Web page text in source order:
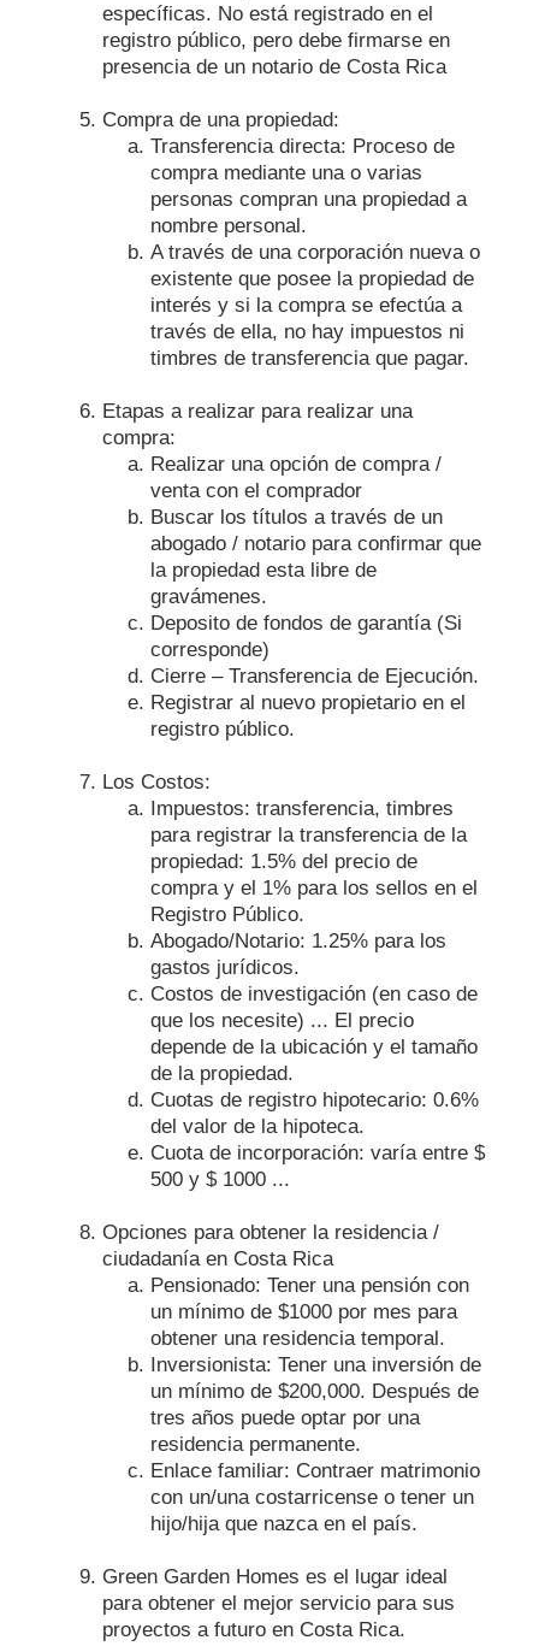
específicas. No está registrado en el
registro público, pero debe firmarse en
presencia de un notario de Costa Rica
Compra de una propiedad:
Transferencia directa: Proceso de
compra mediante una o varias
personas compran una propiedad a
nombre personal.
A través de una corporación nueva o
existente que posee la propiedad de
interés y si la compra se efectúa a
través de ella, no hay impuestos ni
timbres de transferencia que pagar.
Etapas a realizar para realizar una
compra:
Realizar una opción de compra /
venta con el comprador
Buscar los títulos a través de un
abogado / notario para confirmar que
la propiedad esta libre de
gravámenes.
Deposito de fondos de garantía (Si
corresponde)
Cierre – Transferencia de Ejecución.
Registrar al nuevo propietario en el
registro público.
Los Costos:
Impuestos: transferencia, timbres
para registrar la transferencia de la
propiedad: 1.5% del precio de
compra y el 1% para los sellos en el
Registro Público.
Abogado/Notario: 1.25% para los
gastos jurídicos.
Costos de investigación (en caso de
que los necesite) ... El precio
depende de la ubicación y el tamaño
de la propiedad.
Cuotas de registro hipotecario: 0.6%
del valor de la hipoteca.
Cuota de incorporación: varía entre $
500 y $ 1000 ...
Opciones para obtener la residencia /
ciudadanía en Costa Rica
Pensionado: Tener una pensión con
un mínimo de $1000 por mes para
obtener una residencia temporal.
Inversionista: Tener una inversión de
un mínimo de $200,000. Después de
tres años puede optar por una
residencia permanente.
Enlace familiar: Contraer matrimonio
con un/una costarricense o tener un
hijo/hija que nazca en el país.
Green Garden Homes es el lugar ideal
para obtener el mejor servicio para sus
proyectos a futuro en Costa Rica.